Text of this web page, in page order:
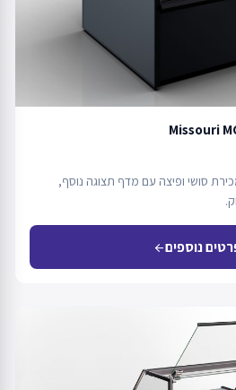
Missouri
סושי ופיצה עם מדף תצוגה נוסף,
נוספיםarrow_back